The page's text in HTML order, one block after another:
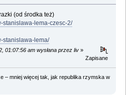
(od środka też)
stanislawa-lema-czesc-2/
stanislawa-lema/
01:07:56 am wysłana przez liv »
Zapisane
– mniej więcej tak, jak republika rzymska w